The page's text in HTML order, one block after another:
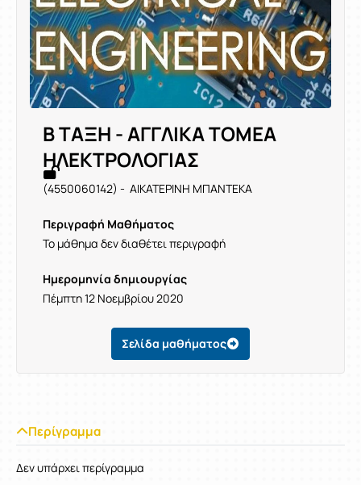
Β ΤΑΞΗ - ΑΓΓΛΙΚΑ ΤΟΜΕΑ
ΗΛΕΚΤΡΟΛΟΓΙΑΣ
(4550060142) - ΑΙΚΑΤΕΡΙΝΗ ΜΠΑΝΤΕΚΑ
Περιγραφή Μαθήματος
Το μάθημα δεν διαθέτει περιγραφή
Ημερομηνία δημιουργίας
Πέμπτη 12 Νοεμβρίου 2020
Σελίδα μαθήματος
Περίγραμμα
Δεν υπάρχει περίγραμμα